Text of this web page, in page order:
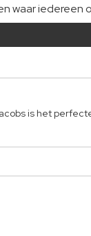
waar iedereen
is het